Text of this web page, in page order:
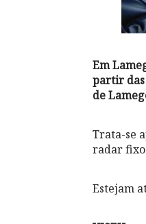
Em
partir das
de
Trata-se
radar
Estejam